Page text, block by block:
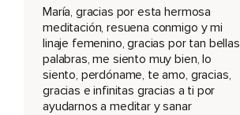
tu esencia,
Con tu perfección.
Con ello soy.
Permítela que continúe bajando a tu cuello,
María, gracias por esta hermosa
meditación, resuena conmigo y mi
linaje femenino, gracias por tan bellas
palabras, me siento muy bien, lo
siento, perdóname, te amo, gracias,
gracias e infinitas gracias a ti por
ayudarnos a meditar y sanar